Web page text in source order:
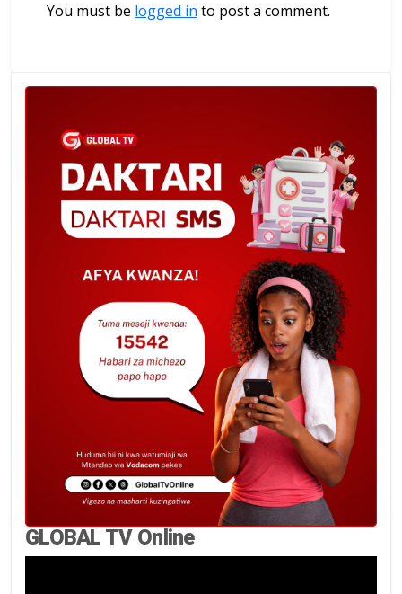
You must be logged in to post a comment.
GLOBAL TV Online